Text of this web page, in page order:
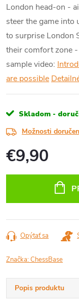
London head-on -
steer the game into
to surprise London
their comfort zone
sample video:
are possible
Skladom -
Možnosti
€9,90
Opýtať sa
Značka:ChessBase
Popis produktu